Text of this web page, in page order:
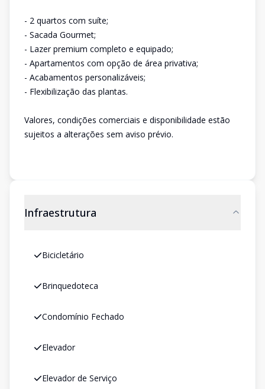
- 2 quartos com suíte;
- Sacada Gourmet;
- Lazer premium completo e equipado;
- Apartamentos com opção de área privativa;
- Acabamentos personalizáveis;
- Flexibilização das plantas.
Valores, condições comerciais e disponibilidade estão
sujeitos a alterações sem aviso prévio.
Infraestrutura
Bicicletário
Brinquedoteca
Condomínio Fechado
Elevador
Elevador de Serviço